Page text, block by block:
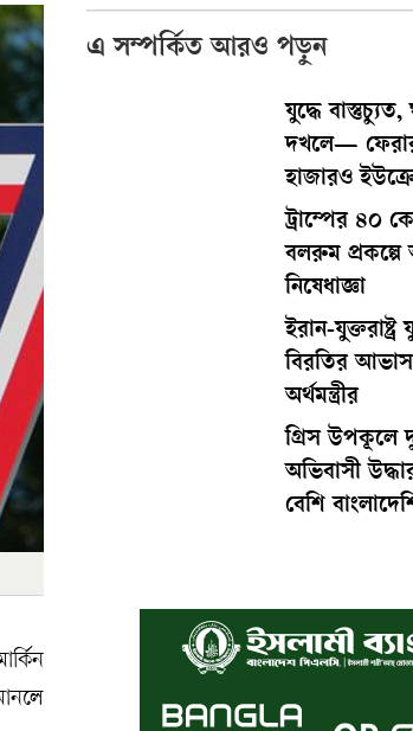
এ সম্পর্কিত আরও পড়ুন
যুদ্ধে
দখলে—
হাজারও
ট্রাম্পের ৪০
বলরুম
নিষেধাজ্ঞা
ইরান-
বিরতির আভাস
অর্থমন্ত্রীর
গ্রিস উপকূলে
অভিবাসী
বেশি